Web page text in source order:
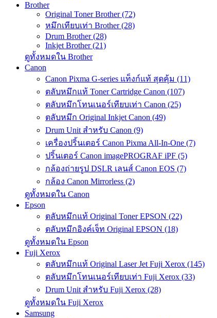
Brother
Original Toner Brother (72)
หมึกเทียบเท่า Brother (28)
Drum Brother (28)
Inkjet Brother (21)
ดูทั้งหมดใน Brother
Canon
Canon Pixma G-series แท็งก์แท้ สุดคุ้ม (11)
ตลับหมึกแท้ Toner Cartridge Canon (107)
ตลับหมึกโทนเนอร์เทียบเท่า Canon (25)
ตลับหมึก Original Inkjet Canon (49)
Drum Unit สำหรับ Canon (9)
เครื่องปริ้นเตอร์ Canon Pixma All-In-One (7)
ปริ้นเตอร์ Canon imagePROGRAF iPF (5)
กล้องถ่ายรูป DSLR เลนส์ Canon EOS (7)
กล้อง Canon Mirrorless (2)
ดูทั้งหมดใน Canon
Epson
ตลับหมึกแท้ Original Toner EPSON (22)
ตลับหมึกอิงค์เจ็ท Original EPSON (18)
ดูทั้งหมดใน Epson
Fuji Xerox
ตลับหมึกแท้ Original Laser Jet Fuji Xerox (145)
ตลับหมึกโทนเนอร์เทียบเท่า Fuji Xerox (33)
Drum Unit สำหรับ Fuji Xerox (28)
ดูทั้งหมดใน Fuji Xerox
Samsung